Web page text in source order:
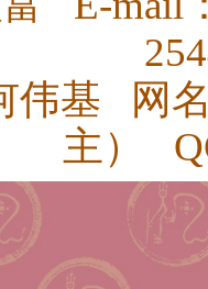
伟基 网
主）